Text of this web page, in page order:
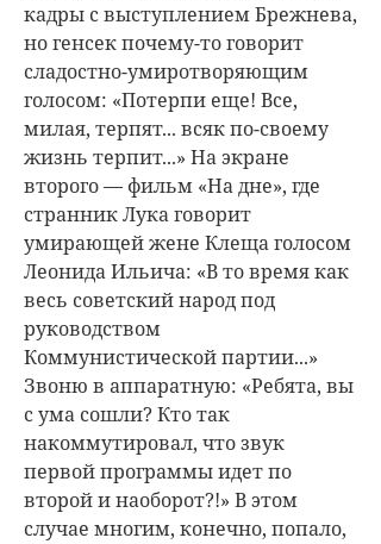
кадры с выступлением Брежнева,
но генсек почему-то говорит
сладостно-умиротворяющим
голосом: «Потерпи еще! Все,
милая, терпят... всяк по-своему
жизнь терпит...» На экране
второго — фильм «На дне», где
странник Лука говорит
умирающей жене Клеща голосом
Леонида Ильича: «В то время как
весь советский народ под
руководством
Коммунистической партии...»
Звоню в аппаратную: «Ребята, вы
с ума сошли? Кто так
накоммутировал, что звук
первой программы идет по
второй и наоборот?!» В этом
случае многим, конечно, попало,